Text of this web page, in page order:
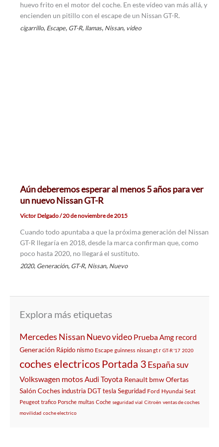
huevo frito en el motor del coche. En este vídeo van más allá, y
encienden un pitillo con el escape de un Nissan GT-R.
cigarrillo, Escape, GT-R, llamas, Nissan, video
Aún deberemos esperar al menos 5 años para ver
un nuevo Nissan GT-R
Victor Delgado/20 de noviembre de 2015
Cuando todo apuntaba a que la próxima generación del Nissan
GT-R llegaría en 2018, desde la marca confirman que, como
poco hasta 2020, no llegará el sustituto.
2020, Generación, GT-R, Nissan, Nuevo
Explora más etiquetas
Mercedes Nissan Nuevovideo PruebaAmg record
Generación Rápido nismo Escape guinness nissan gt r GT-R '17 2020
coches electricos Portada 3España suv
Volkswagen motosAudi Toyota Renault bmwOfertas
Salón Coches industria DGT tesla Seguridad Ford Hyundai Seat
Peugeot trafico Porsche multas Coche seguridad vial Citroën ventas de coches
movilidad coche electrico